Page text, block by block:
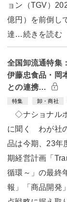
ョン（TGV）
億円）を前倒し
達…続きを読む
全国卸流通特集
伊藤忠食品・
との連携…
特集 卸・商社
◇ナショナル
に聞く わが社
品は今期、23年
期経営計画「
循環～」の最終
報」「商品開発